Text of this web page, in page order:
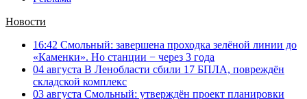
Новости
16:42 Смольный: завершена проходка зелёной линии до
«Каменки». Но станции − через 3 года
04 августа В Ленобласти сбили 17 БПЛА, повреждён
складской комплекс
03 августа Смольный: утверждён проект планировки